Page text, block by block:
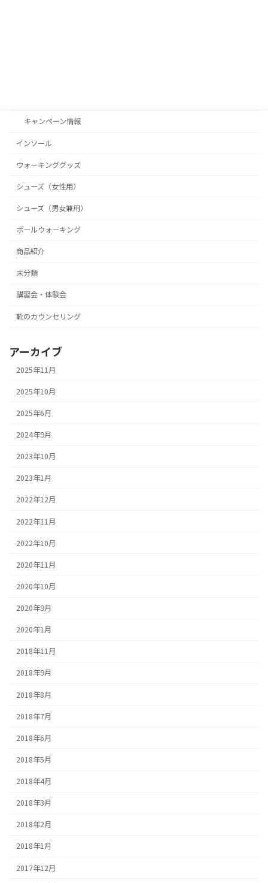
キャンペーン情報
インソール
ウォーキンググッズ
シューズ（女性用）
シューズ（男女兼用）
ポールウォーキング
商品紹介
未分類
講習会・体験会
靴のカウンセリング
アーカイブ
2025年11月
2025年10月
2025年6月
2024年9月
2023年10月
2023年1月
2022年12月
2022年11月
2022年10月
2020年11月
2020年10月
2020年9月
2020年1月
2018年11月
2018年9月
2018年8月
2018年7月
2018年6月
2018年5月
2018年4月
2018年3月
2018年2月
2018年1月
2017年12月